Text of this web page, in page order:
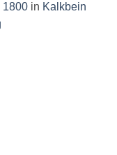
1800 in Kalkbein